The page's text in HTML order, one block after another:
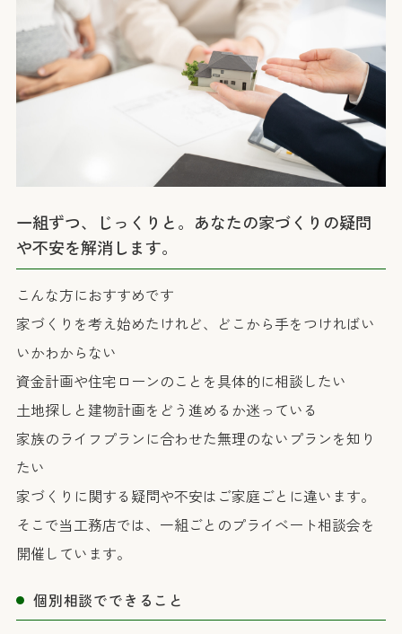
一組ずつ、じっくりと。あなたの家づくりの疑問
や不安を解消します。
こんな方におすすめです
家づくりを考え始めたけれど、どこから手をつければい
いかわからない
資金計画や住宅ローンのことを具体的に相談したい
土地探しと建物計画をどう進めるか迷っている
家族のライフプランに合わせた無理のないプランを知り
たい
家づくりに関する疑問や不安はご家庭ごとに違います。
そこで当工務店では、一組ごとのプライベート相談会を
開催しています。
個別相談でできること